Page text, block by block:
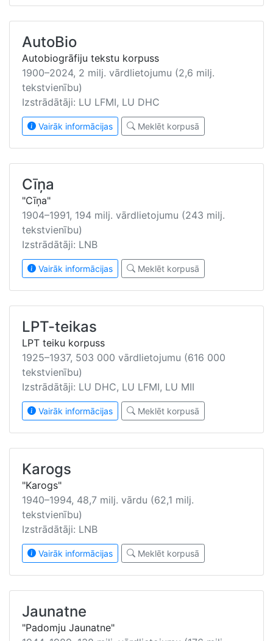
AutoBio
Autobiogrāfiju tekstu korpuss
1900–2024, 2 milj. vārdlietojumu (2,6 milj.
tekstvienību)
Izstrādātāji: LU LFMI, LU DHC
Vairāk informācijas Meklēt korpusā
Cīņa
"Cīņa"
1904–1991, 194 milj. vārdlietojumu (243 milj.
tekstvienību)
Izstrādātāji: LNB
Vairāk informācijas Meklēt korpusā
LPT-teikas
LPT teiku korpuss
1925–1937, 503 000 vārdlietojumu (616 000
tekstvienību)
Izstrādātāji: LU DHC, LU LFMI, LU MII
Vairāk informācijas Meklēt korpusā
Karogs
"Karogs"
1940–1994, 48,7 milj. vārdu (62,1 milj.
tekstvienību)
Izstrādātāji: LNB
Vairāk informācijas Meklēt korpusā
Jaunatne
"Padomju Jaunatne"